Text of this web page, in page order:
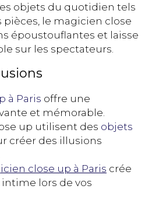
objets du quotidien tels
pièces, le magicien close
époustouflantes et laisse
sur les spectateurs.
à Paris offre une
et mémorable.
up utilisent des objets
créer des illusions
close up à Paris crée
lors de vos